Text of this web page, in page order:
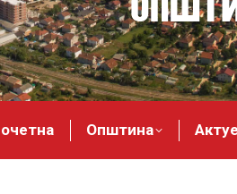
Општина